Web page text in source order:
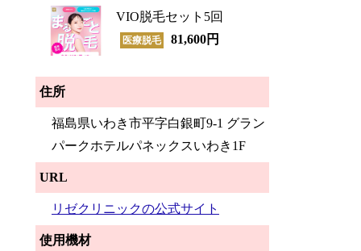
VIO脱毛セット5回
医療脱毛 81,600円
住所
福島県いわき市平字白銀町9-1 グラン
パークホテルパネックスいわき1F
URL
リゼクリニックの公式サイト
使用機材